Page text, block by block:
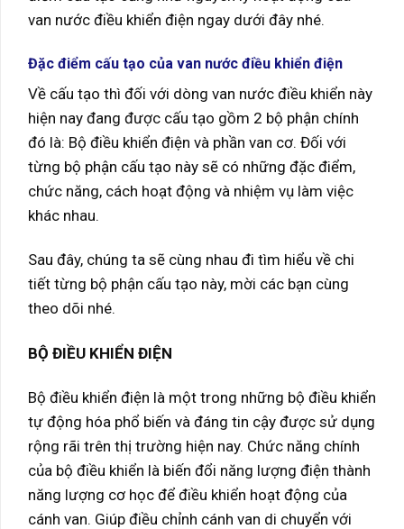
van nước điều khiển điện ngay dưới đây nhé.
Đặc điểm cấu tạo của van nước điều khiển điện
Về cấu tạo thì đối với dòng van nước điều khiển này
hiện nay đang được cấu tạo gồm 2 bộ phận chính
đó là: Bộ điều khiển điện và phần van cơ. Đối với
từng bộ phận cấu tạo này sẽ có những đặc điểm,
chức năng, cách hoạt động và nhiệm vụ làm việc
khác nhau.
Sau đây, chúng ta sẽ cùng nhau đi tìm hiểu về chi
tiết từng bộ phận cấu tạo này, mời các bạn cùng
theo dõi nhé.
BỘ ĐIỀU KHIỂN ĐIỆN
Bộ điều khiển điện là một trong những bộ điều khiển
tự động hóa phổ biến và đáng tin cậy được sử dụng
rộng rãi trên thị trường hiện nay. Chức năng chính
của bộ điều khiển là biến đổi năng lượng điện thành
năng lượng cơ học để điều khiển hoạt động của
cánh van. Giúp điều chỉnh cánh van di chuyển với